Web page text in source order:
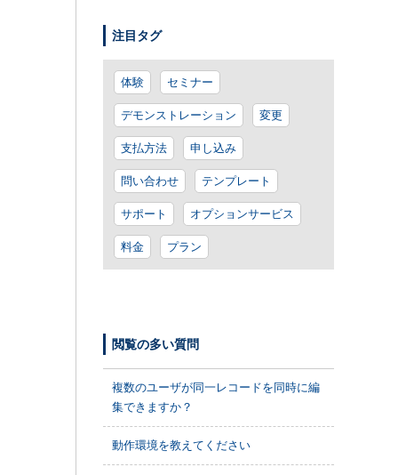
注目タグ
体験 セミナー
デモンストレーション 変更
支払方法 申し込み
問い合わせ テンプレート
サポート オプションサービス
料金 プラン
閲覧の多い質問
複数のユーザが同一レコードを同時に編
集できますか？
動作環境を教えてください